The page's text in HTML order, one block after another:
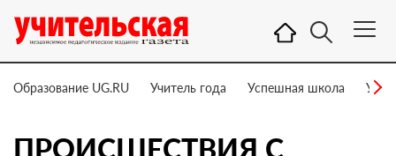
Образование UG.RU Учитель года Успешная школа
ПРОИСШЕСТВИЯ С